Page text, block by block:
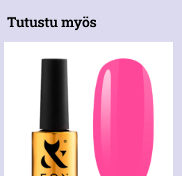
Tutustu myös